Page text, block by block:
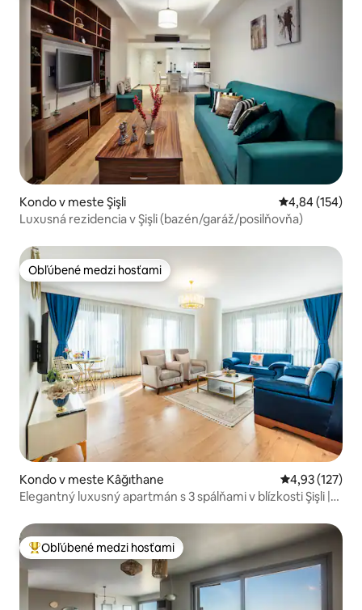
Kondo v meste Şişli Priemerné
4,84 (154)
Luxusná rezidencia v Şişli (bazén/garáž/posilňovňa)
Obľúbené medzi hosťami
Obľúbené medzi hosťami
Kondo v meste Kâğıthane Priemerné
4,93 (127)
Elegantný luxusný apartmán s 3 spálňami v blízkosti Şişli |
Najobľúbenejšie medzi hosťami
Obľúbené medzi hosťami